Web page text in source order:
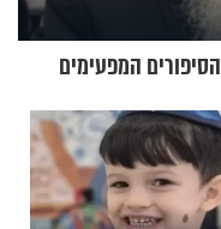
הכירו את הרב אריה פינקל זצ"ל דרך 3 הסיפורים המפעימים